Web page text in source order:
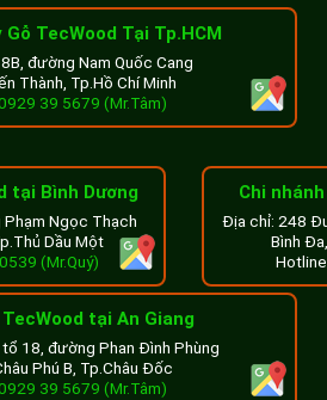
Thiết kế giàn lam che nắng
thượngđược thiết kế với cấu trúc thông
dụng lam gỗ nhựa TecWood
mát mẻ và dễ chịu.
đẳng cấp
nhựa và trụ cột mang lại vẻ đẹp tinh
Gỗ TecWood Tại Tp.HCM
đường Nam Quốc Cang
Thành, Tp.Hồ Chí Minh
39 5679 (Mr.Tâm)
tại Bình Dương
Ngọc Thạch
Dầu Một
(Mr.Quý)
Chi
Địa chỉ: 248
Bình
tại An Giang
18, đường Phan Đình Phùng
Phú B, Tp.Châu Đốc
39 5679 (Mr.Tâm)